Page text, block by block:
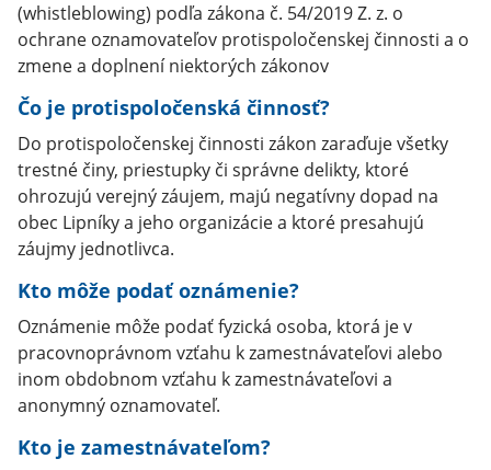
(whistleblowing) podľa zákona č. 54/2019 Z. z. o
ochrane oznamovateľov protispoločenskej činnosti a o
zmene a doplnení niektorých zákonov
Čo je protispoločenská činnosť?
Do protispoločenskej činnosti zákon zaraďuje všetky
trestné činy, priestupky či správne delikty, ktoré
ohrozujú verejný záujem, majú negatívny dopad na
obec Lipníky a jeho organizácie a ktoré presahujú
záujmy jednotlivca.
Kto môže podať oznámenie?
Oznámenie môže podať fyzická osoba, ktorá je v
pracovnoprávnom vzťahu k zamestnávateľovi alebo
inom obdobnom vzťahu k zamestnávateľovi a
anonymný oznamovateľ.
Kto je zamestnávateľom?